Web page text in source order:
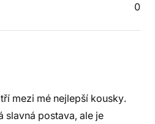
0
mezi mé nejlepší kousky.
slavná postava, ale je